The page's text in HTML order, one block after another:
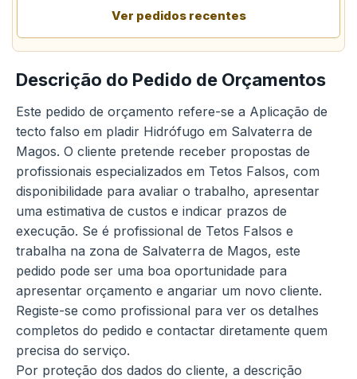
Ver pedidos recentes
Descrição do Pedido de Orçamentos
Este pedido de orçamento refere-se a Aplicação de
tecto falso em pladir Hidrófugo em Salvaterra de
Magos. O cliente pretende receber propostas de
profissionais especializados em Tetos Falsos, com
disponibilidade para avaliar o trabalho, apresentar
uma estimativa de custos e indicar prazos de
execução. Se é profissional de Tetos Falsos e
trabalha na zona de Salvaterra de Magos, este
pedido pode ser uma boa oportunidade para
apresentar orçamento e angariar um novo cliente.
Registe-se como profissional para ver os detalhes
completos do pedido e contactar diretamente quem
precisa do serviço.
Por proteção dos dados do cliente, a descrição